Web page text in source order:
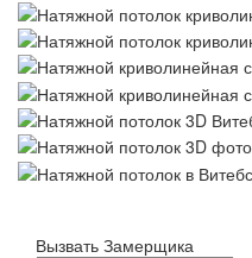
Вызвать Замерщика